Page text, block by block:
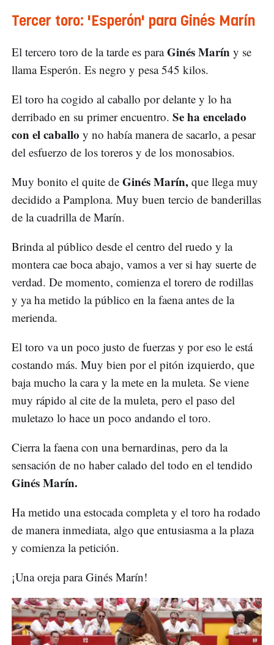
Tercer toro: 'Esperón' para Ginés Marín
El tercero toro de la tarde es paraGinés Marín y se
llama Esperón. Es negro y pesa 545 kilos.
El toro ha cogido al caballo por delante y lo ha
derribado en su primer encuentro. Se ha encelado
con el caballo y no había manera de sacarlo, a pesar
del esfuerzo de los toreros y de los monosabios.
Muy bonito el quite de Ginés Marín, que llega muy
decidido a Pamplona. Muy buen tercio de banderillas
de la cuadrilla de Marín.
Brinda al público desde el centro del ruedo y la
montera cae boca abajo, vamos a ver si hay suerte de
verdad. De momento, comienza el torero de rodillas
y ya ha metido la público en la faena antes de la
merienda.
El toro va un poco justo de fuerzas y por eso le está
costando más. Muy bien por el pitón izquierdo, que
baja mucho la cara y la mete en la muleta. Se viene
muy rápido al cite de la muleta, pero el paso del
muletazo lo hace un poco andando el toro.
Cierra la faena con una bernardinas, pero da la
sensación de no haber calado del todo en el tendido
Ginés Marín.
Ha metido una estocada completa y el toro ha rodado
de manera inmediata, algo que entusiasma a la plaza
y comienza la petición.
¡Una oreja para Ginés Marín!